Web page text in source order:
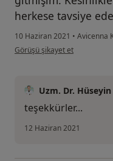
herkese tavsiye
10 Haziran 2021 • Avicenna
kullanıcının görüşüne göre
Görüşü şikayet et
Uzm. Dr.
teşekkürler...
12 Haziran 2021